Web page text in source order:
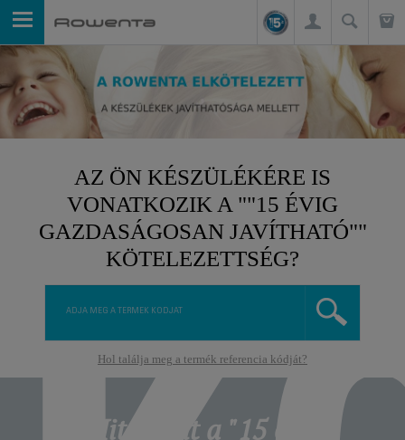
AZ ÖN KÉSZÜLÉKÉRE IS
VONATKOZIK A ""15 ÉVIG
GAZDASÁGOSAN JAVÍTHATÓ""
KÖTELEZETTSÉG?
Hol találja meg a termék referencia kódját?
Mit jelent a "15 évig